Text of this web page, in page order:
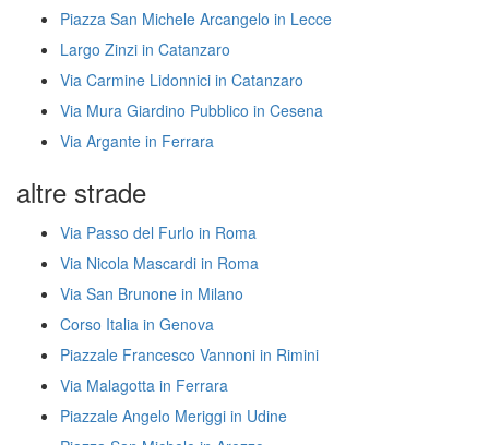
Piazza San Michele Arcangelo in Lecce
Largo Zinzi in Catanzaro
Via Carmine Lidonnici in Catanzaro
Via Mura Giardino Pubblico in Cesena
Via Argante in Ferrara
altre strade
Via Passo del Furlo in Roma
Via Nicola Mascardi in Roma
Via San Brunone in Milano
Corso Italia in Genova
Piazzale Francesco Vannoni in Rimini
Via Malagotta in Ferrara
Piazzale Angelo Meriggi in Udine